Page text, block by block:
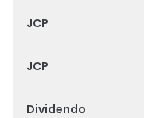
JCP
JCP
Dividendo